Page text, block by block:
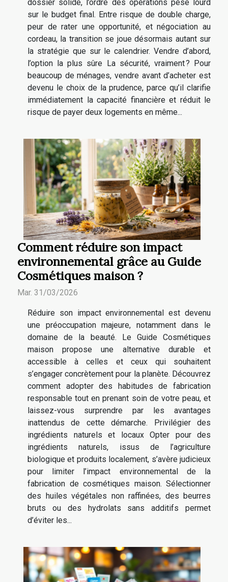
dossier solide, l’ordre des opérations pèse lourd
sur le budget final. Entre risque de double charge,
peur de rater une opportunité, et négociation au
cordeau, la transition se joue désormais autant sur
la stratégie que sur le calendrier. Vendre d’abord,
l’option la plus sûre La sécurité, vraiment ? Pour
beaucoup de ménages, vendre avant d’acheter est
devenu le choix de la prudence, parce qu’il clarifie
immédiatement la capacité financière et réduit le
risque de payer deux logements en même...
Comment réduire son impact
environnemental grâce au Guide
Cosmétiques maison ?
Mar. 31/03/2026
Réduire son impact environnemental est devenu
une préoccupation majeure, notamment dans le
domaine de la beauté. Le Guide Cosmétiques
maison propose une alternative durable et
accessible à celles et ceux qui souhaitent
s’engager concrètement pour la planète. Découvrez
comment adopter des habitudes de fabrication
responsable tout en prenant soin de votre peau, et
laissez-vous surprendre par les avantages
inattendus de cette démarche. Privilégier des
ingrédients naturels et locaux Opter pour des
ingrédients naturels, issus de l’agriculture
biologique et produits localement, s’avère judicieux
pour limiter l’impact environnemental de la
fabrication de cosmétiques maison. Sélectionner
des huiles végétales non raffinées, des beurres
bruts ou des hydrolats sans additifs permet
d’éviter les...